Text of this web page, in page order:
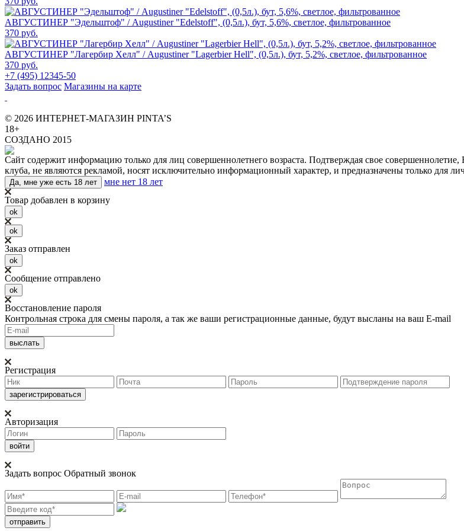
АВГУСТИНЕР "Эдельштоф" / Augustiner "Edelstoff", (0,5л.), бут, 5,6%, светлое, фильтрованное
370 руб.
АВГУСТИНЕР "Лагербир Хелл" / Augustiner "Lagerbier Hell", (0,5л.), бут, 5,2%, светлое, фильтрованное
370 руб.
+7 (495) 12345-50
Задать вопрос Магазины на карте
© 2026 ИНТЕРНЕТ-МАГАЗИН PINTA’S
18+
СОЗДАНО 2015
Сайт содержит информацию только для лиц совершеннолетнего возраста. Подтверждая свое
клуба, не являются рекламой, носят исключительно информационный характер, и предназначены только для
Да, мне уже есть 18 лет
мне нет 18 лет
Товар добавлен в корзину
ok
ok
Заказ отправлен
ok
Сообщение отправлено
ok
Восстановление пароля
Контрольная строка для смены пароля, а так же ваши регистрационные данные, будут высланы на ваш E-mail
Регистрация
Авторизация
Задать вопрос Обратный звонок